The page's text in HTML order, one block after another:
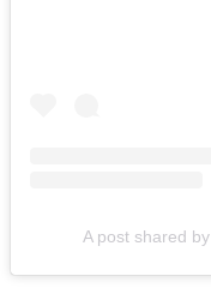
A post shared